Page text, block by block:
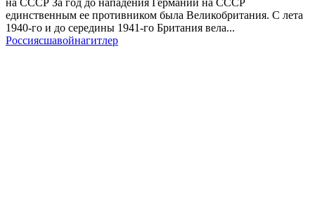
единственным ее противником была Великобритания. С лета
1940-го и до середины 1941-го Британия вела...
Россиясшавойнагитлер